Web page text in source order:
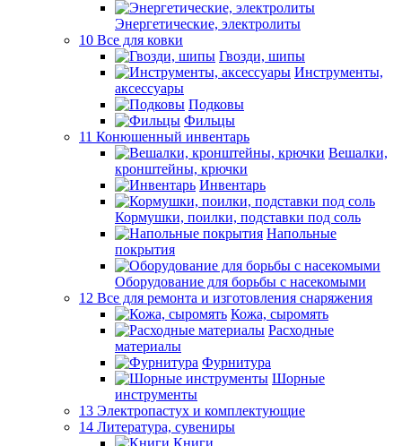
Энергетические, электролиты
10 Все для ковки
Гвозди, шипы
Инструменты,
аксессуары
Подковы
Фильцы
11 Конюшенный инвентарь
Вешалки,
кронштейны, крючки
Инвентарь
Кормушки, поилки, подставки под соль
Напольные
покрытия
Оборудование для борьбы с насекомыми
12 Все для ремонта и изготовления снаряжения
Кожа, сыромять
Расходные
материалы
Фурнитура
Шорные
инструменты
13 Электропастух и комплектующие
14 Литература, сувениры
Книги